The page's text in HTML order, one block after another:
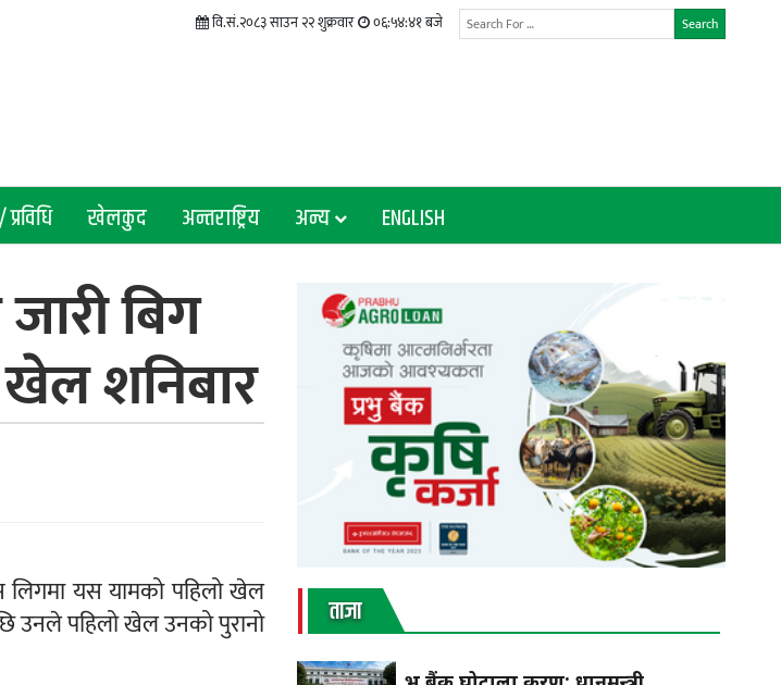
Search
वि.सं.२०८३ साउन २२ शुक्रवार ०६:५४:४२ बजे
खेलकुद अन्तराष्ट्रिय अन्य ENGLISH
बिग
शनिबार
लिगमा यस यामको पहिलो खेल
उनले पहिलो खेल उनको पुरानो
ताजा